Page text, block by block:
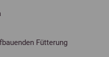
Fütterung